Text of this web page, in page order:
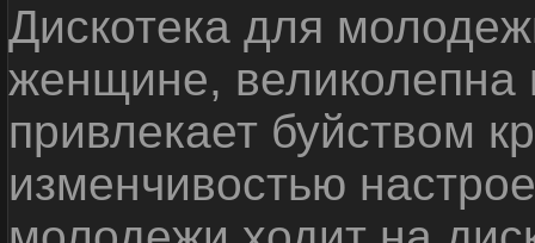
Дискотека для
женщине, великолепна
привлекает буйством
изменчивостью